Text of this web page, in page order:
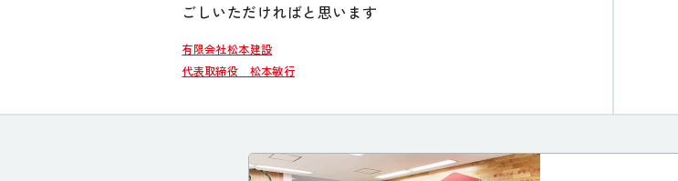
ごしいただければと思います
有限会社松本建設
代表取締役 松本敏行